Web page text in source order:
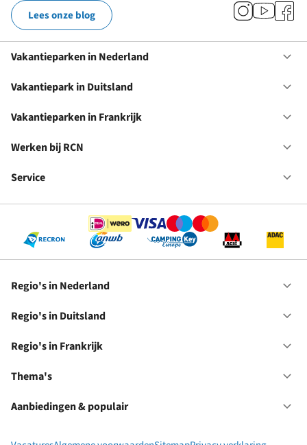
Lees onze blog
Vakantieparken in Nederland
Vakantiepark in Duitsland
Vakantieparken in Frankrijk
Werken bij RCN
Service
Regio's in Nederland
Regio's in Duitsland
Regio's in Frankrijk
Thema's
Aanbiedingen & populair